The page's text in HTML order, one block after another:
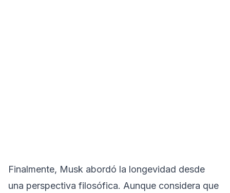
Finalmente, Musk abordó la longevidad desde
una perspectiva filosófica. Aunque considera que